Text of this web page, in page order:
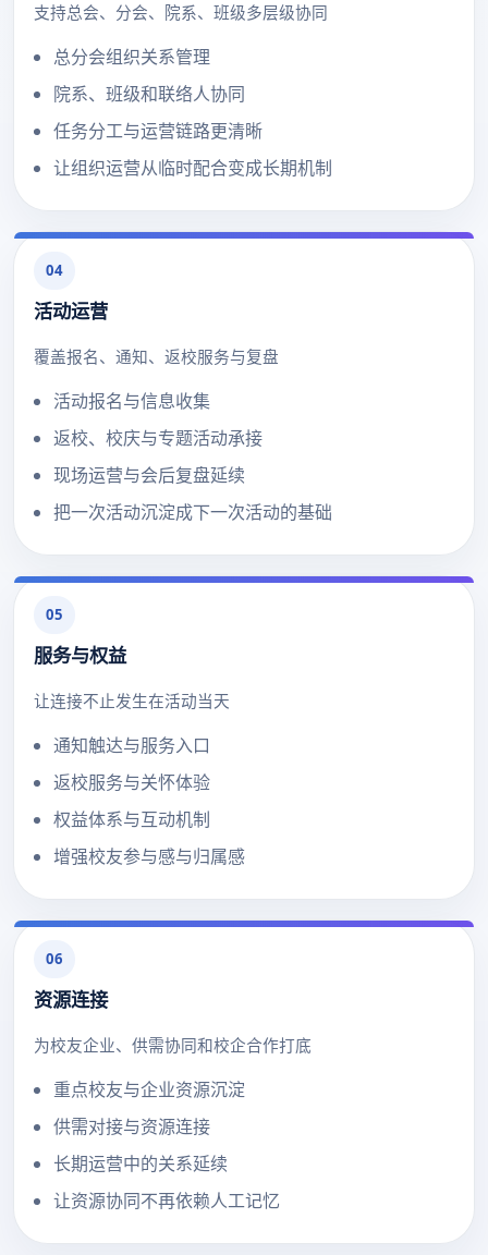
支持总会、分会、院系、班级多层级协同
总分会组织关系管理
院系、班级和联络人协同
任务分工与运营链路更清晰
让组织运营从临时配合变成长期机制
04
活动运营
覆盖报名、通知、返校服务与复盘
活动报名与信息收集
返校、校庆与专题活动承接
现场运营与会后复盘延续
把一次活动沉淀成下一次活动的基础
05
服务与权益
让连接不止发生在活动当天
通知触达与服务入口
返校服务与关怀体验
权益体系与互动机制
增强校友参与感与归属感
06
资源连接
为校友企业、供需协同和校企合作打底
重点校友与企业资源沉淀
供需对接与资源连接
长期运营中的关系延续
让资源协同不再依赖人工记忆